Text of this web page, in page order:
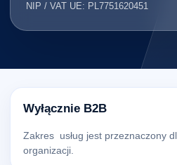
NIP / VAT UE: PL7751620451
Wyłącznie B2B
Zakres usług jest przeznaczony
organizacji.